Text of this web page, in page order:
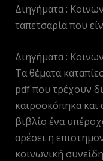
Διηγήματα :
ταπετσαρία που
Διηγήματα :
Τα θέματα
pdf που τρέχουν
καιροσκόπηκα και
βιβλίο ένα
αρέσει η
κοινωνική